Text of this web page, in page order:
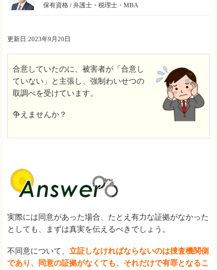
保有資格 / 弁護士・税理士・MBA
更新日:2023年9月20日
合意していたのに、被害者が「合意し
ていない」と主張し、強制わいせつの
取調べを受けています。
争えませんか？
実際には同意があった場合、たとえ有力な証拠がなかった
としても、まずは真実を伝えるべきでしょう。
不同意について、 立証しなければならないのは捜査機関側
であり、同意の証拠がなくても、それだけで有罪となるこ